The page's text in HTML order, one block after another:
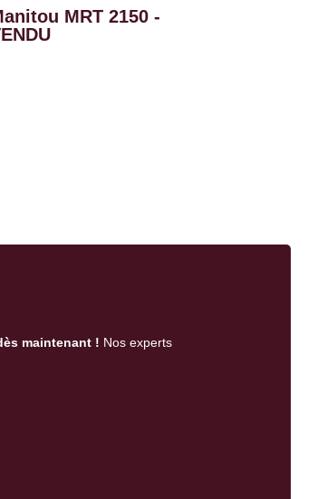
MRT 2150 -
maintenant ! Nos experts